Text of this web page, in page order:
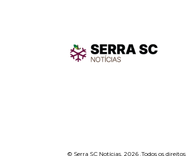
© Serra SC Notícias, 2026 .Todos os direitos